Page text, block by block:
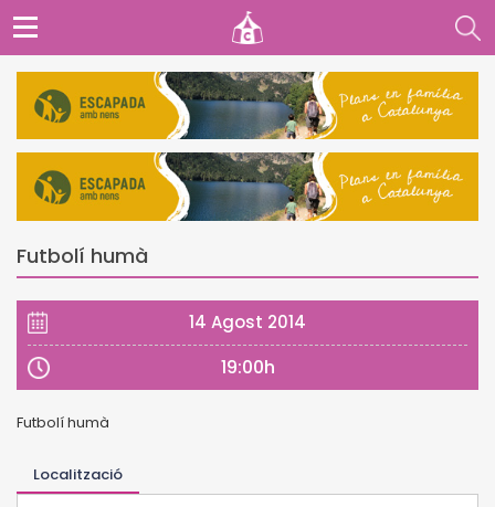
Futbolí humà
14 Agost 2014
19:00h
Futbolí humà
Localització